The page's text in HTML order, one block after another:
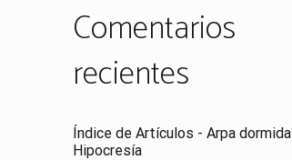
Comentarios
recientes
Índice de Artículos - Arpa dormida
Hipocresía